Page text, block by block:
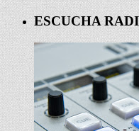
ESCUCHA